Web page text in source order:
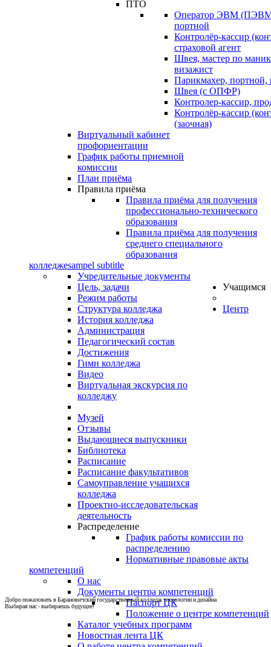
ПТО
Оператор ЭВМ
портной
Контролёр-кассир
страховой агент
Швея, мастер по
визажист
Парикмахер, портной,
Швея (с ОПФР)
Контролер-кассир,
Контролёр-кассир
(заочная)
Виртуальный кабинет
профориентации
График работы приемной
комиссии
План приёма
Правила приёма
Правила приёма для получения
профессионально-технического
образования
Правила приёма для получения
среднего специального
образования
колледжеsampel subtitle
Учредительные документы
Цель, задачи
Режим работы
Структура колледжа
История колледжа
Администрация
Педагогический состав
Достижения
Гимн колледжа
Видео
Виртуальная экскурсия по
колледжу
Музей
Отзывы
Выдающиеся выпускники
Учащимся
Библиотека
Расписание
Расписание факультативов
Самоуправление учащихся
колледжа
Проектно-исследовательская
деятельность
Распределение
График работы комиссии по
распределению
Нормативные правовые акты
Центр
компетенций
О нас
Документы центра компетенций
Паспорт ЦК
Положение о центре компетенций
Каталог учебных программ
Новостная лента ЦК
Добро пожаловать в Барановичский государственный колледж технологии и дизайна
Выбирая нас - выбираешь будущее!